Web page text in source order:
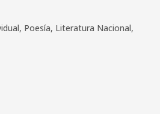
Poesía, Literatura Nacional,